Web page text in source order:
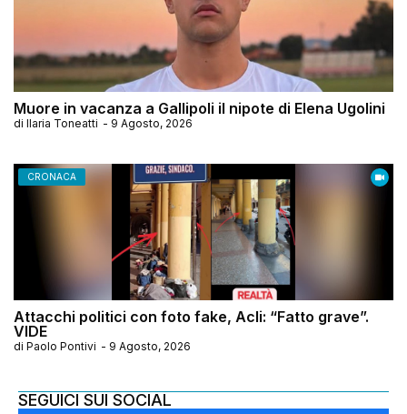
Muore in vacanza a Gallipoli il nipote di Elena Ugolini
di Ilaria Toneatti - 9 Agosto, 2026
CRONACA
Attacchi politici con foto fake, Acli: “Fatto grave”.
VIDE
di Paolo Pontivi - 9 Agosto, 2026
SEGUICI SUI SOCIAL